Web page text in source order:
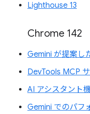
Lighthouse 13
Chrome 142
Gemini が提案し
DevTools MCP
AI アシスタント
Gemini でのパフ